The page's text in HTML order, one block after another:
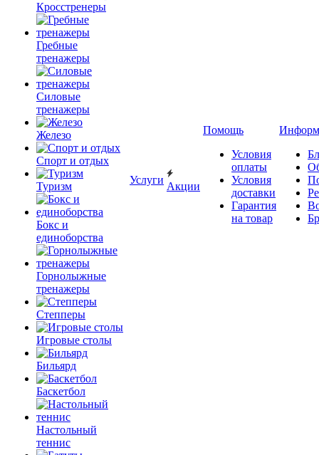
Кросстренеры
Гребные
тренажеры
Силовые
тренажеры
Железо
Спорт и отдых
Туризм
Бокс и
единоборства
Горнолыжные
тренажеры
Степперы
Игровые столы
Бильярд
Баскетбол
Настольный
теннис
Услуги
Акции
Помощь
Условия
оплаты
Условия
доставки
Гарантия
на товар